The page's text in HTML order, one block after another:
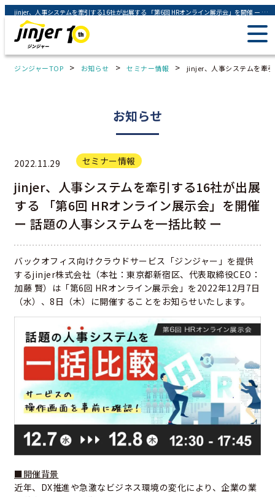
jinjer、人事システムを牽引する16社が出展する 「第6回 HRオンライン展示会」を開催 ー 話題の人事システムを一括比較 ー - ジンジャー（jinjer）｜統合型人事システム
ジンジャーTOP > お知らせ > セミナー情報 > jinjer、人事システムを牽
お知らせ
2022.11.29 セミナー情報
jinjer、人事システムを牽引する16社が出展
する 「第6回 HRオンライン展示会」を開催
ー 話題の人事システムを一括比較 ー
バックオフィス向けクラウドサービス「ジンジャー」を提供
するjinjer株式会社（本社：東京都新宿区、代表取締役CEO：
加藤 賢）は「第6回 HRオンライン展示会」を2022年12月7日
（水）、8日（木）に開催することをお知らせいたします。
■開催背景
近年、DX推進や急激なビジネス環境の変化により、企業の業